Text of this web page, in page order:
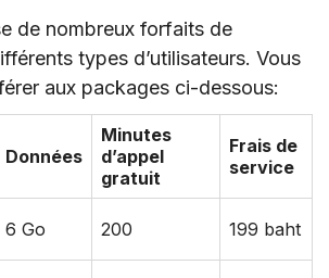
de nombreux forfaits de
types d’utilisateurs. Vous
aux packages ci-dessous:
Données
Minutes
d’appel
gratuit
Frais de
service
6 Go 200 199 baht